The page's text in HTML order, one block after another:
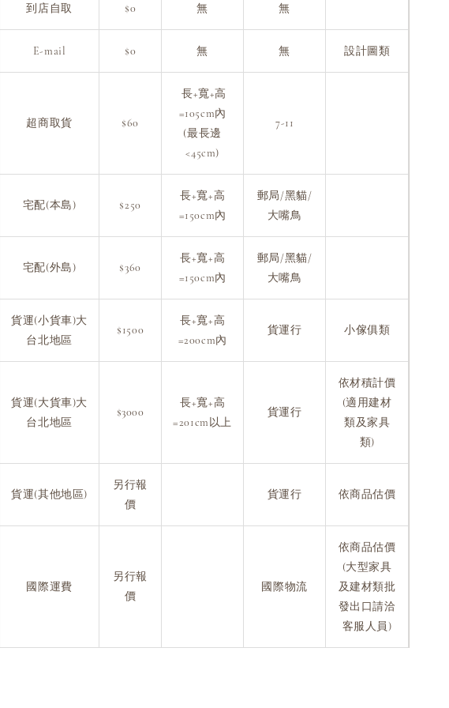
到店自取 $0 無 無
E-mail $0 無 無 設計圖類
超商取貨 $60
長+寬+高
=105cm內
(最長邊
<45cm)
7-11
宅配(本島) $250
長+寬+高
=150cm內
郵局/黑貓/
大嘴鳥
宅配(外島) $360
長+寬+高
=150cm內
郵局/黑貓/
大嘴鳥
貨運(小貨車)大
台北地區
$1500
長+寬+高
=200cm內
貨運行 小傢俱類
貨運(大貨車)大
台北地區
$3000
長+寬+高
=201cm以上
貨運行
依材積計價
(適用建材
類及家具
類)
貨運(其他地區)
另行報
價
貨運行 依商品估價
國際運費
另行報
價
國際物流
依商品估價
(大型家具
及建材類批
發出口請洽
客服人員)